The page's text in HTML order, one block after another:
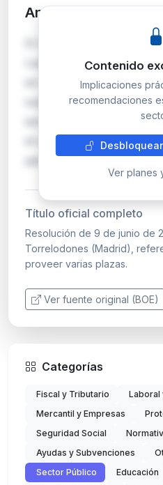
Análisis detallado
El Ayuntamiento de
cuatro plazas de
en la escala de
subescala y clase
exclusivamente por
el sistema de concurso-
participación a
Contenido
Implicaciones
recomendaciones
Ver planes
Título oficial completo
Resolución de 9 de junio de
Torrelodones (Madrid),
proveer varias plazas.
Ver fuente original (BOE)
Categorías
Fiscal y Tributario
Laboral
Mercantil y Empresas
Seguridad Social
Ayudas y Subvenciones
Sector Público
Educación